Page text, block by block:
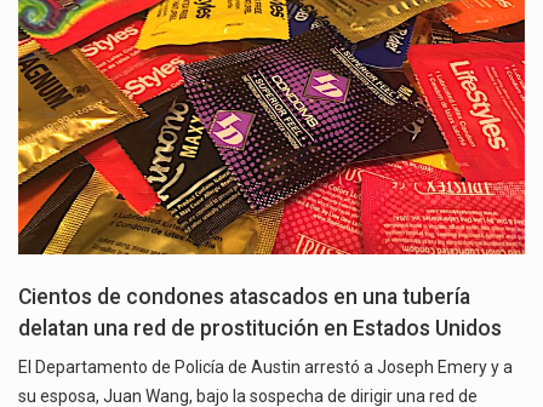
Cientos de condones atascados en una tubería
delatan una red de prostitución en Estados Unidos
El Departamento de Policía de Austin arrestó a Joseph Emery y a
su esposa, Juan Wang, bajo la sospecha de dirigir una red de